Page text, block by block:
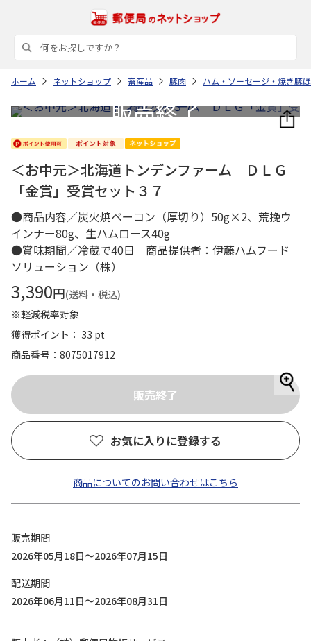
ホーム ネットショップ 畜産品 豚肉 ハム・ソーセージ・焼き豚
＜お中元＞北海道トンデンファーム ＤＬＧ
「金賞」受賞セット３７
●商品内容／炭火焼ベーコン（厚切り）50g×2、荒挽ウ
インナー80g、生ハムロース40g
●賞味期間／冷蔵で40日 商品提供者：伊藤ハムフード
ソリューション（株）
3,390円(送料・税込)
※軽減税率対象
獲得ポイント： 33 pt
商品番号
8075017912
お気に入りに登録する
商品についてのお問い合わせはこちら
販売期間
2026年05月18日～2026年07月15日
配送期間
2026年06月11日～2026年08月31日